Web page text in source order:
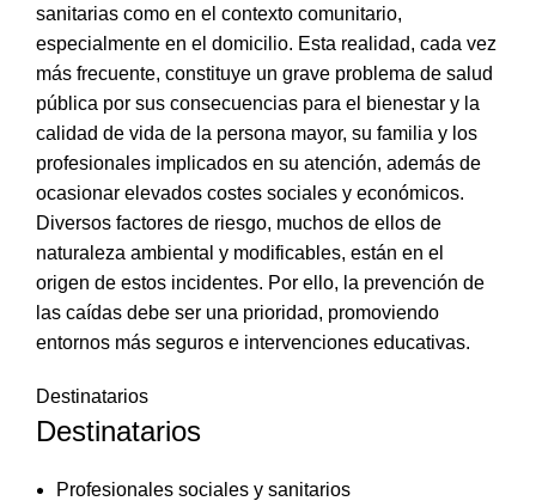
sanitarias como en el contexto comunitario,
especialmente en el domicilio. Esta realidad, cada vez
más frecuente, constituye un grave problema de salud
pública por sus consecuencias para el bienestar y la
calidad de vida de la persona mayor, su familia y los
profesionales implicados en su atención, además de
ocasionar elevados costes sociales y económicos.
Diversos factores de riesgo, muchos de ellos de
naturaleza ambiental y modificables, están en el
origen de estos incidentes. Por ello, la prevención de
las caídas debe ser una prioridad, promoviendo
entornos más seguros e intervenciones educativas.
Destinatarios
Destinatarios
Profesionales sociales y sanitarios